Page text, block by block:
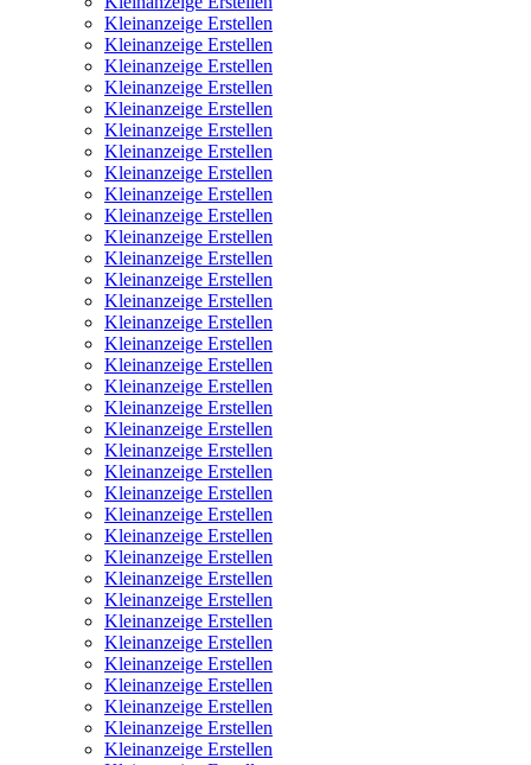
Kleinanzeige Erstellen
Kleinanzeige Erstellen
Kleinanzeige Erstellen
Kleinanzeige Erstellen
Kleinanzeige Erstellen
Kleinanzeige Erstellen
Kleinanzeige Erstellen
Kleinanzeige Erstellen
Kleinanzeige Erstellen
Kleinanzeige Erstellen
Kleinanzeige Erstellen
Kleinanzeige Erstellen
Kleinanzeige Erstellen
Kleinanzeige Erstellen
Kleinanzeige Erstellen
Kleinanzeige Erstellen
Kleinanzeige Erstellen
Kleinanzeige Erstellen
Kleinanzeige Erstellen
Kleinanzeige Erstellen
Kleinanzeige Erstellen
Kleinanzeige Erstellen
Kleinanzeige Erstellen
Kleinanzeige Erstellen
Kleinanzeige Erstellen
Kleinanzeige Erstellen
Kleinanzeige Erstellen
Kleinanzeige Erstellen
Kleinanzeige Erstellen
Kleinanzeige Erstellen
Kleinanzeige Erstellen
Kleinanzeige Erstellen
Kleinanzeige Erstellen
Kleinanzeige Erstellen
Kleinanzeige Erstellen